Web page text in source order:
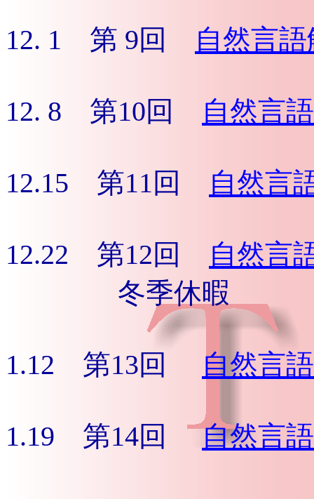
12. 1 第 9回 自然言
12. 8 第10回 自然言
12.15 第11回 自然言
12.22 第12回
自然言
冬季休暇
1.12 第13回 自然言
1.19 第14回自然言